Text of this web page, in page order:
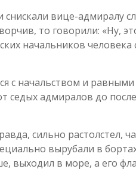
вице-адмиралу
то говорили: «Ну,
начальников
с начальством и
седых адмиралов до
сильно растолстел,
вырубали в
выходил в море, а его